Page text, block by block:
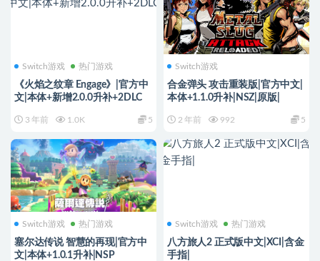
Switch游戏 热门游戏
《火焰之纹章 Engage》|官方中
文|本体+新增2.0.0升补+2DLC
3 年前 1.0K 5
Switch游戏
合金弹头 攻击重装版|官方中文|
本体+1.1.0升补|NSZ|原版|
2 年前 992 5
Switch游戏 热门游戏
塞尔达传说 智慧的再现|官方中
文|本体+1.0.1升补|NSP
Switch游戏 热门游戏
八方旅人2 正式版中文|XCI|含金
手指|